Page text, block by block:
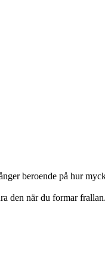
beroende på hur
den när du formar frallan.